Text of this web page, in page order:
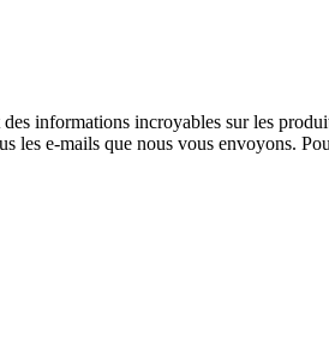
informations incroyables sur les
les e-mails que nous vous envoyons.